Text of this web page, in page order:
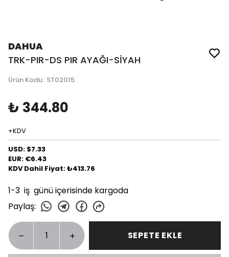
DAHUA
TRK-PIR-DS PIR AYAĞI-SİYAH
Ürün Kodu: ST02015
₺ 344.80
+KDV
USD: $7.33
EUR: €6.43
KDV Dahil Fiyat: ₺413.76
1-3 iş günü içerisinde kargoda
Paylaş:
SEPETE EKLE